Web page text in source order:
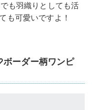
も羽織りとしても活
も可愛いですよ！
ーダー柄ワンピ